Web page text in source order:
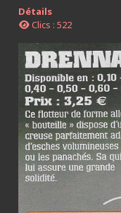
Détails
Clics : 522